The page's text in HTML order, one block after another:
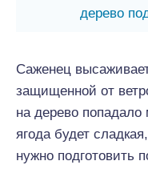
дерево
Саженец
защищенной от
на дерево попадало
ягода будет
нужно подготовить